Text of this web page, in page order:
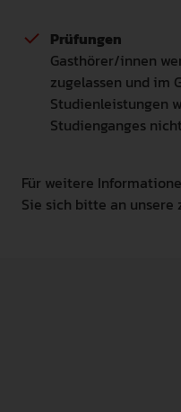
Prüfungen
Gasthörer/innen
zugelassen und im
Studienleistungen
Studienganges
Für weitere
Sie sich bitte an